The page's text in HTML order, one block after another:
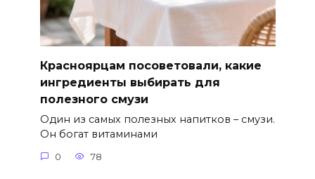
Красноярцам посоветовали, какие
ингредиенты выбирать для
полезного смузи
Один из самых полезных напитков – смузи.
Он богат витаминами
0 78